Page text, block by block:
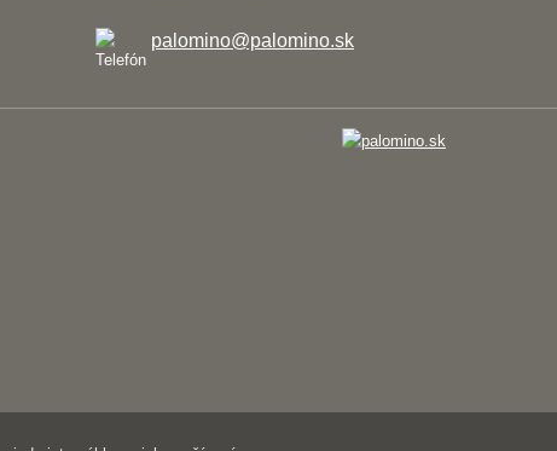
palomino@palomino.sk